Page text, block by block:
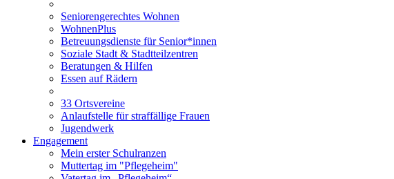
Seniorengerechtes Wohnen
WohnenPlus
Betreuungsdienste für Senior*innen
Soziale Stadt & Stadtteilzentren
Beratungen & Hilfen
Essen auf Rädern
33 Ortsvereine
Anlaufstelle für straffällige Frauen
Jugendwerk
Engagement
Mein erster Schulranzen
Muttertag im "Pflegeheim"